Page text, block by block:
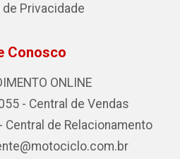
Privacidade
Conosco
ONLINE
- Central de Vendas
Central de Relacionamento